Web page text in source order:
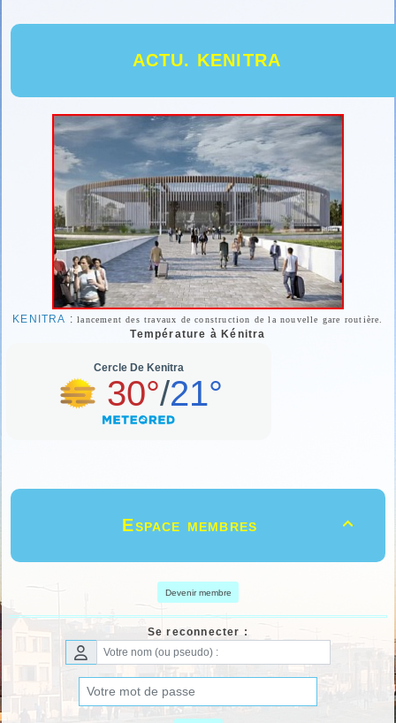
ACTU. KENITRA
KENITRA :lancement des travaux de construction de la nouvelle gare routière.
Température à Kénitra

Espace membres
Devenir membre
Se reconnecter :